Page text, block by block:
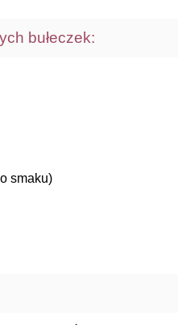
bułeczek:
smaku)